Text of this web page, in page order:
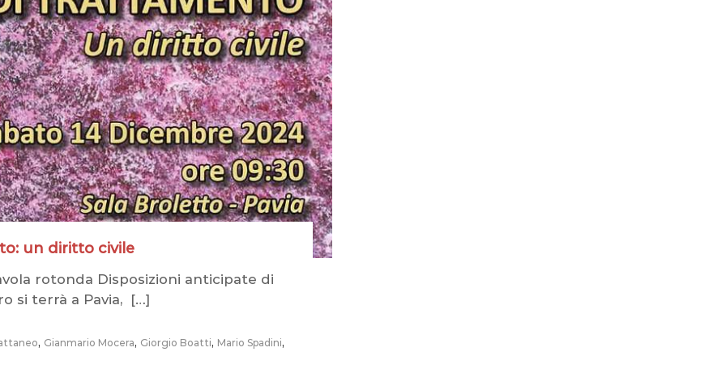
un diritto civile
rotonda Disposizioni anticipate di
si terrà a Pavia, […]
, Gianmario Mocera, Giorgio Boatti, Mario Spadini,